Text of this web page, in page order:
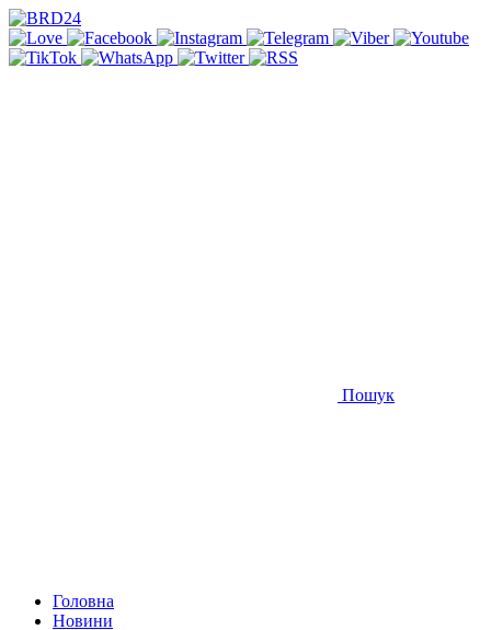
Пошук
Головна
Новини